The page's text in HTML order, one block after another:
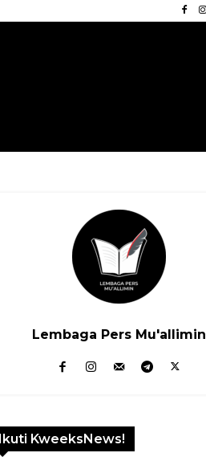
Lembaga Pers Mu'allimin
Ikuti KweeksNews!